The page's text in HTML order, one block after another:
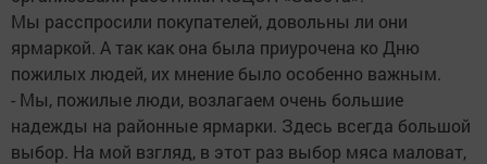
Мы расспросили покупателей, довольны ли они
ярмаркой. А так как она была приурочена ко Дню
пожилых людей, их мнение было особенно важным.
- Мы, пожилые люди, возлагаем очень большие
надежды на районные ярмарки. Здесь всегда большой
выбор. На мой взгляд, в этот раз выбор мяса маловат,